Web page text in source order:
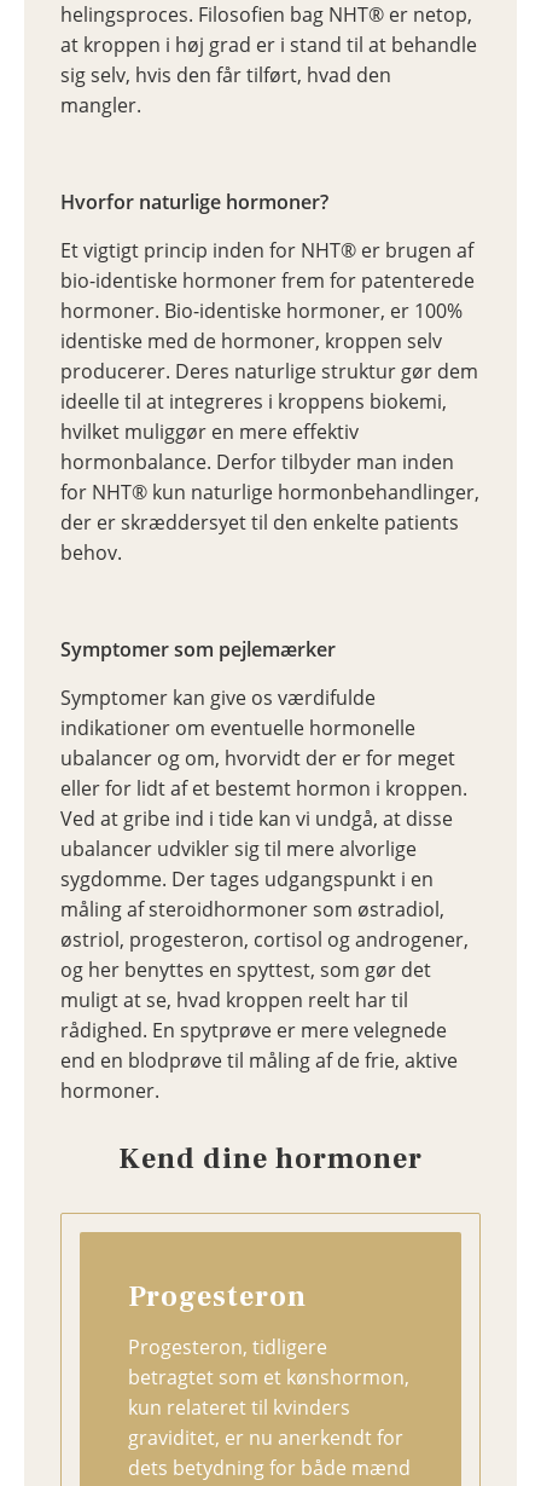
helingsproces. Filosofien bag NHT® er netop,
at kroppen i høj grad er i stand til at behandle
sig selv, hvis den får tilført, hvad den
mangler.
Hvorfor naturlige hormoner?
Et vigtigt princip inden for NHT® er brugen af
bio-identiske hormoner frem for patenterede
hormoner. Bio-identiske hormoner, er 100%
identiske med de hormoner, kroppen selv
producerer. Deres naturlige struktur gør dem
ideelle til at integreres i kroppens biokemi,
hvilket muliggør en mere effektiv
hormonbalance. Derfor tilbyder man inden
for NHT® kun naturlige hormonbehandlinger,
der er skræddersyet til den enkelte patients
behov.
Symptomer som pejlemærker
Symptomer kan give os værdifulde
indikationer om eventuelle hormonelle
ubalancer og om, hvorvidt der er for meget
eller for lidt af et bestemt hormon i kroppen.
Ved at gribe ind i tide kan vi undgå, at disse
ubalancer udvikler sig til mere alvorlige
sygdomme. Der tages udgangspunkt i en
måling af steroidhormoner som østradiol,
østriol, progesteron, cortisol og androgener,
og her benyttes en spyttest, som gør det
muligt at se, hvad kroppen reelt har til
rådighed. En spytprøve er mere velegnede
end en blodprøve til måling af de frie, aktive
hormoner.
Kend dine hormoner
Progesteron
Progesteron, tidligere
betragtet som et kønshormon,
kun relateret til kvinders
graviditet, er nu anerkendt for
dets betydning for både mænd